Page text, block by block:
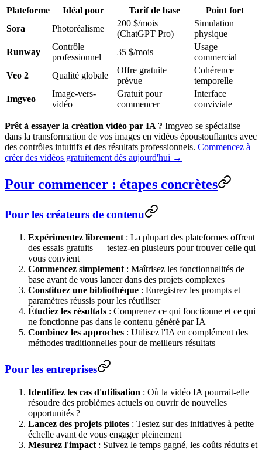
Plateforme Idéal pour Tarif de base
Point fort
Sora
Photoréalisme
200 $/mois
(ChatGPT Pro)
Simulation
physique
Runway
Contrôle
professionnel
35 $/mois
Usage
commercial
Veo 2
Qualité globale
Offre gratuite
prévue
Cohérence
temporelle
Imgveo
Image-vers-
vidéo
Gratuit pour
commencer
Interface
conviviale
Prêt à essayer la création vidéo par IA ? Imgveo se spécialise
dans la transformation de vos images en vidéos époustouflantes avec
des contrôles intuitifs et des résultats professionnels. Commencez à
créer des vidéos gratuitement dès aujourd'hui →
Pour commencer : étapes concrètes
Pour les créateurs de contenu
Expérimentez librement : La plupart des plateformes offrent
des essais gratuits — testez-en plusieurs pour trouver celle qui
vous convient
Commencez simplement : Maîtrisez les fonctionnalités de
base avant de vous lancer dans des projets complexes
Constituez une bibliothèque : Enregistrez les prompts et
paramètres réussis pour les réutiliser
Étudiez les résultats : Comprenez ce qui fonctionne et ce qui
ne fonctionne pas dans le contenu généré par IA
Combinez les approches : Utilisez l'IA en complément des
méthodes traditionnelles pour de meilleurs résultats
Pour les entreprises
Identifiez les cas d'utilisation : Où la vidéo IA pourrait-elle
résoudre des problèmes actuels ou ouvrir de nouvelles
opportunités ?
Lancez des projets pilotes : Testez sur des initiatives à petite
échelle avant de vous engager pleinement
Mesurez l'impact : Suivez le temps gagné, les coûts réduits et